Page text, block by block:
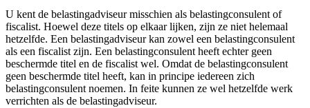
U kent de belastingadviseur misschien als belastingconsulent of
fiscalist. Hoewel deze titels op elkaar lijken, zijn ze niet helemaal
hetzelfde. Een belastingadviseur kan zowel een belastingconsulent
als een fiscalist zijn. Een belastingconsulent heeft echter geen
beschermde titel en de fiscalist wel. Omdat de belastingconsulent
geen beschermde titel heeft, kan in principe iedereen zich
belastingconsulent noemen. In feite kunnen ze wel hetzelfde werk
verrichten als de belastingadviseur.